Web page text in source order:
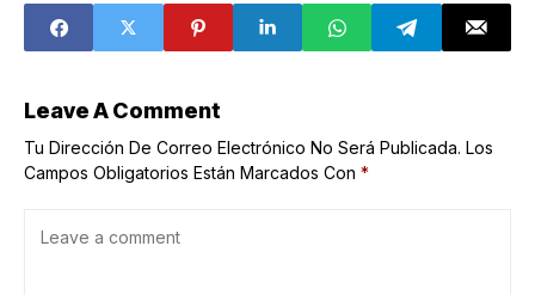
Mollendo
familiar
Leave A Comment
Tu Dirección De Correo Electrónico No Será Publicada. Los
Campos Obligatorios Están Marcados Con *